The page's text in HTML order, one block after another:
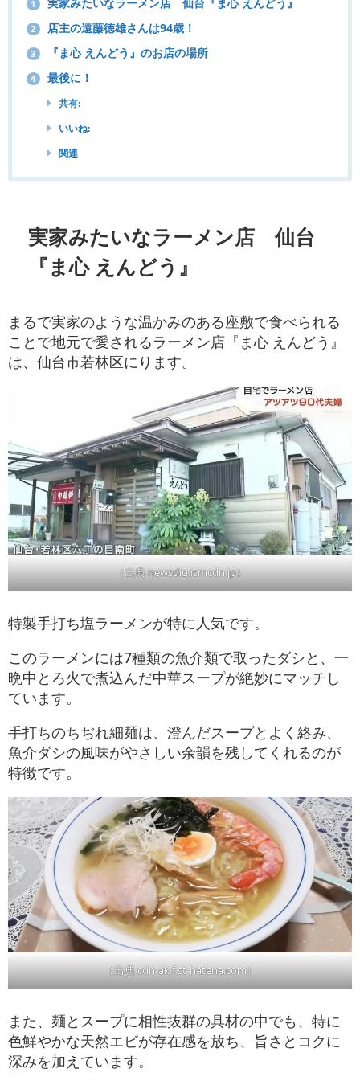
1
2 店主の遠藤徳雄さんは94歳！
3 『ま心 えんどう』のお店の場所
4 最後に！
共有:
いいね:
関連
実家みたいなラーメン店 仙台
『ま心 えんどう』
まるで実家のような温かみのある座敷で食べられる
ことで地元で愛されるラーメン店『ま心 えんどう』
は、仙台市若林区にります。
（出典 newsdig.ismcdn.jp）
特製手打ち塩ラーメンが特に人気です。
このラーメンには7種類の魚介類で取ったダシと、一
晩中とろ火で煮込んだ中華スープが絶妙にマッチし
ています。
手打ちのちぢれ細麺は、澄んだスープとよく絡み、
魚介ダシの風味がやさしい余韻を残してくれるのが
特徴です。
（出典 cdn-ak.f.st-hatena.com）
また、麺とスープに相性抜群の具材の中でも、特に
色鮮やかな天然エビが存在感を放ち、旨さとコクに
深みを加えています。